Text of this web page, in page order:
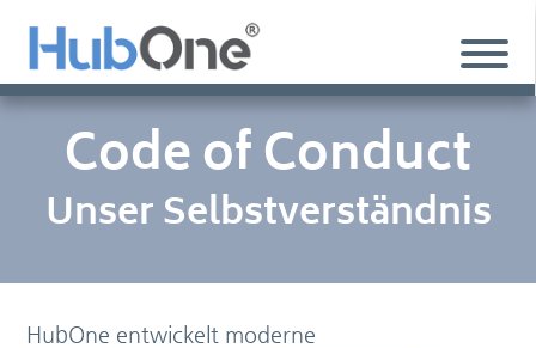
Code of Conduct
Unser Selbstverständnis
HubOne entwickelt moderne